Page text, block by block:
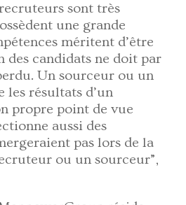
sont très
une grande
méritent d’être
des candidats ne doit par
Un sourceur ou un
résultats d’un
propre point de vue
aussi des
pas lors de la
ou un sourceur”,